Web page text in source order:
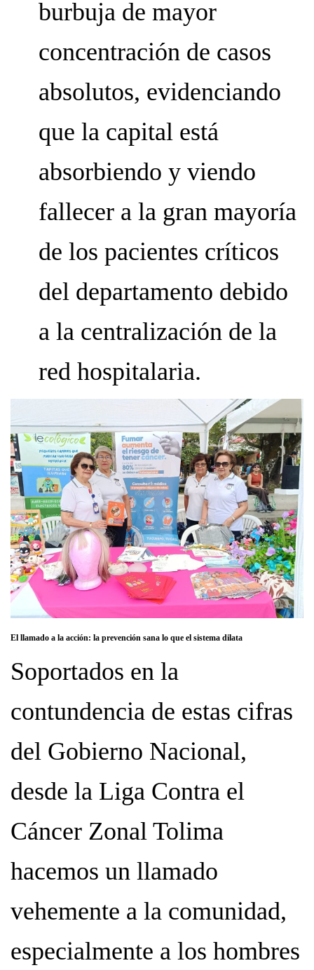
burbuja de mayor
concentración de casos
absolutos, evidenciando
que la capital está
absorbiendo y viendo
fallecer a la gran mayoría
de los pacientes críticos
del departamento debido
a la centralización de la
red hospitalaria.
El llamado a la acción: la prevención sana lo que el sistema dilata
Soportados en la
contundencia de estas cifras
del Gobierno Nacional,
desde la Liga Contra el
Cáncer Zonal Tolima
hacemos un llamado
vehemente a la comunidad,
especialmente a los hombres